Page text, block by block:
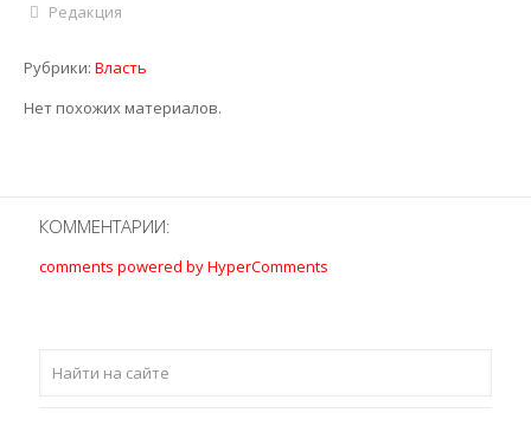
Редакция
Рубрики: Власть
Нет похожих материалов.
КОММЕНТАРИИ:
comments powered by HyperComments